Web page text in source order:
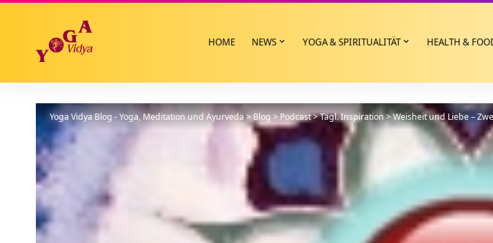
HOME NEWS YOGA & SPIRITUALITÄT HEALTH &
Yoga Vidya Blog - Yoga, Meditation und Ayurveda>Blog>Podcast>Tägl. Inspiration>Weisheit und Liebe –